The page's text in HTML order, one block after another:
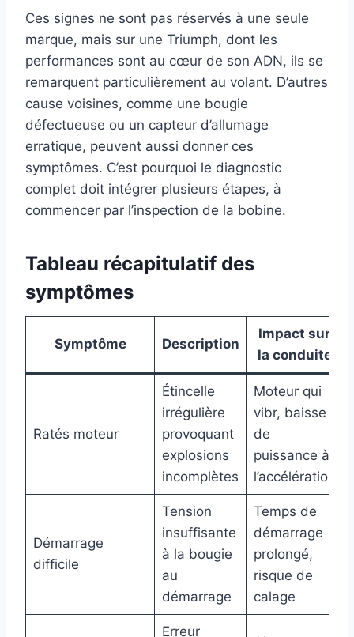
Ces signes ne sont pas réservés à une seule
marque, mais sur une Triumph, dont les
performances sont au cœur de son ADN, ils se
remarquent particulièrement au volant. D’autres
cause voisines, comme une bougie
défectueuse ou un capteur d’allumage
erratique, peuvent aussi donner ces
symptômes. C’est pourquoi le diagnostic
complet doit intégrer plusieurs étapes, à
commencer par l’inspection de la bobine.
Tableau récapitulatif des
symptômes
Symptôme Description
Impact sur
la conduite
Ratés moteur
Étincelle
irrégulière
provoquant
explosions
incomplètes
Moteur qui
vibr, baisse
de
puissance à
l’accélération
Démarrage
difficile
Tension
insuffisante
à la bougie
au
démarrage
Temps de
démarrage
prolongé,
risque de
calage
Erreur